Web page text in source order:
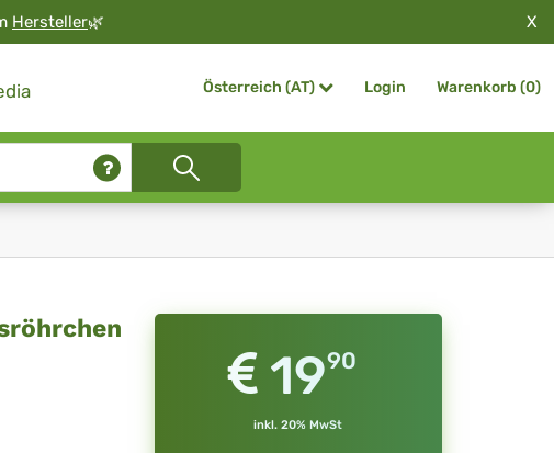
Hersteller🌿 X
Österreich (AT) Login Warenkorb (0)
1990
inkl. 20% MwSt